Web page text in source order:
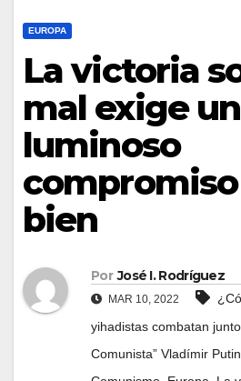
EUROPA
La victoria
mal exige un
luminoso
bien
Por José I. Rodríguez
MAR 10, 2022
yihadistas combatan
Comunista” Vladímir Putin